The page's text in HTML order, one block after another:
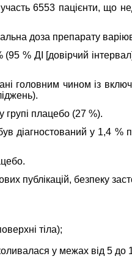
6553 пацієнти, що
доза препарату
(95 % ДІ [довірчий
головним чином із
групі плацебо (27 %).
діагностований у 1,4 %
публікацій, безпеку
тіла);
у межах від 5 до